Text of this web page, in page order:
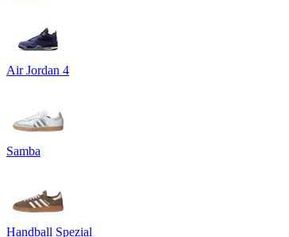
Air Jordan 4
Samba
Handball Spezial